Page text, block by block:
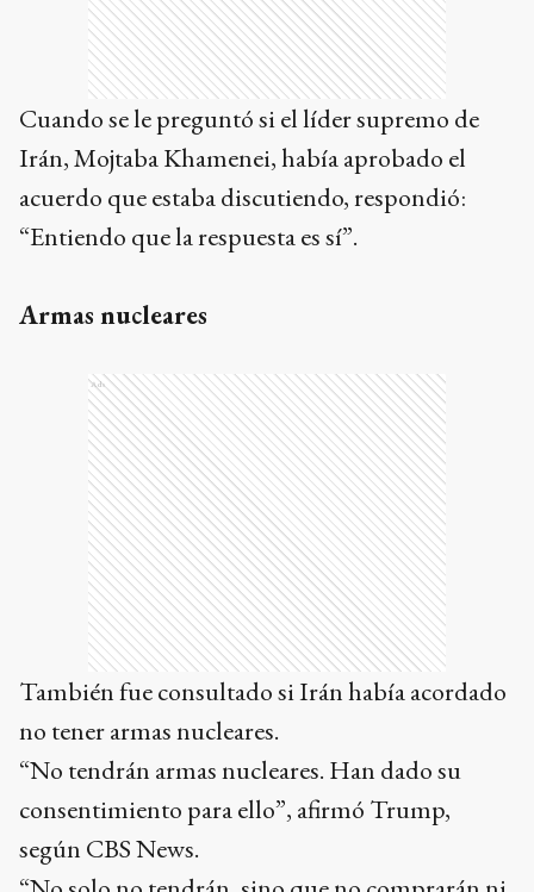
Cuando se le preguntó si el líder supremo de
Irán, Mojtaba Khamenei, había aprobado el
acuerdo que estaba discutiendo, respondió:
“Entiendo que la respuesta es sí”.
Armas nucleares
Ads
También fue consultado si Irán había acordado
no tener armas nucleares.
“No tendrán armas nucleares. Han dado su
consentimiento para ello”, afirmó Trump,
según CBS News.